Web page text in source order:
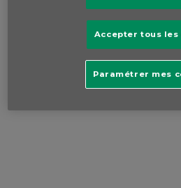
Accepter tous les
Paramétrer mes